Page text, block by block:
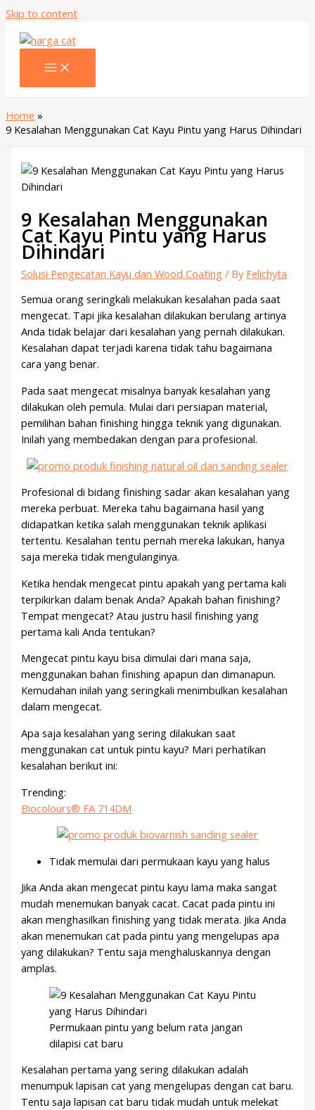
Skip to content
Home
9 Kesalahan Menggunakan Cat Kayu Pintu yang Harus Dihindari
9 Kesalahan Menggunakan
Cat Kayu Pintu yang Harus
Dihindari
Solusi Pengecatan Kayu dan Wood Coating / By Felichyta
Semua orang seringkali melakukan kesalahan pada saat
mengecat. Tapi jika kesalahan dilakukan berulang artinya
Anda tidak belajar dari kesalahan yang pernah dilakukan.
Kesalahan dapat terjadi karena tidak tahu bagaimana
cara yang benar.
Pada saat mengecat misalnya banyak kesalahan yang
dilakukan oleh pemula. Mulai dari persiapan material,
pemilihan bahan finishing hingga teknik yang digunakan.
Inilah yang membedakan dengan para profesional.
Profesional di bidang finishing sadar akan kesalahan yang
mereka perbuat. Mereka tahu bagaimana hasil yang
didapatkan ketika salah menggunakan teknik aplikasi
tertentu. Kesalahan tentu pernah mereka lakukan, hanya
saja mereka tidak mengulanginya.
Ketika hendak mengecat pintu apakah yang pertama kali
terpikirkan dalam benak Anda? Apakah bahan finishing?
Tempat mengecat? Atau justru hasil finishing yang
pertama kali Anda tentukan?
Mengecat pintu kayu bisa dimulai dari mana saja,
menggunakan bahan finishing apapun dan dimanapun.
Kemudahan inilah yang seringkali menimbulkan kesalahan
dalam mengecat.
Apa saja kesalahan yang sering dilakukan saat
menggunakan cat untuk pintu kayu? Mari perhatikan
kesalahan berikut ini:
Trending:
Biocolours® FA 714DM
Tidak memulai dari permukaan kayu yang halus
Jika Anda akan mengecat pintu kayu lama maka sangat
mudah menemukan banyak cacat. Cacat pada pintu ini
akan menghasilkan finishing yang tidak merata. Jika Anda
akan menemukan cat pada pintu yang mengelupas apa
yang dilakukan? Tentu saja menghaluskannya dengan
amplas.
Permukaan pintu yang belum rata jangan
dilapisi cat baru
Kesalahan pertama yang sering dilakukan adalah
menumpuk lapisan cat yang mengelupas dengan cat baru.
Tentu saja lapisan cat baru tidak mudah untuk melekat